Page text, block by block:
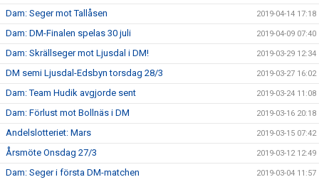
Dam: Seger mot Tallåsen 2019-04-14 17:18
Dam: DM-Finalen spelas 30 juli 2019-04-09 07:40
Dam: Skrällseger mot Ljusdal i DM! 2019-03-29 12:34
DM semi Ljusdal-Edsbyn torsdag 28/3 2019-03-27 16:02
Dam: Team Hudik avgjorde sent 2019-03-24 11:08
Dam: Förlust mot Bollnäs i DM 2019-03-16 20:18
Andelslotteriet: Mars 2019-03-15 07:42
Årsmöte Onsdag 27/3 2019-03-12 12:49
Dam: Seger i första DM-matchen 2019-03-04 11:57